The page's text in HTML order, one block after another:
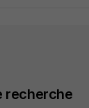
recherche